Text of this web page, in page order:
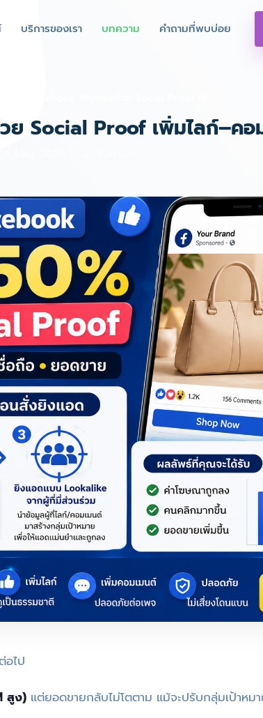
บริการของเรา บทความ คำถามที่พบบ่อย
Social Proof เพิ่มไลก์–ค
อไป
สูง) แต่ยอดขายกลับไม่โตตาม แม้จะปรับกลุ่มเป้าหม